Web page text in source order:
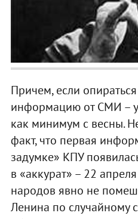
Причем, если
информацию от СМИ –
как минимум с весны.
факт, что первая
задумке» КПУ
в «аккурат» – 22
народов явно не
Ленина по случайному